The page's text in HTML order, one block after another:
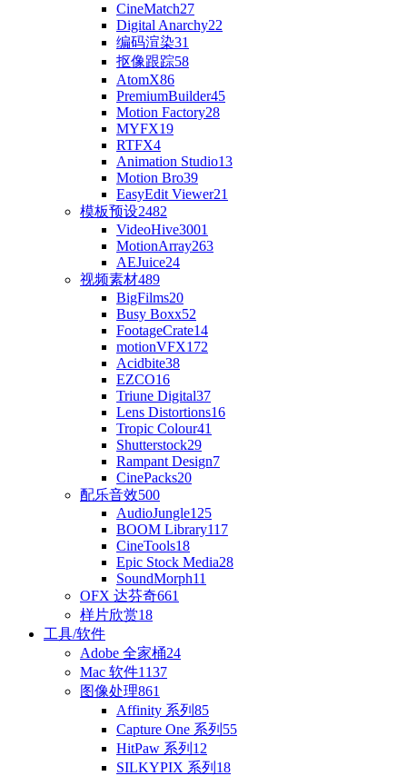
CineMatch27
Digital Anarchy22
编码渲染31
抠像跟踪58
AtomX86
PremiumBuilder45
Motion Factory28
MYFX19
RTFX4
Animation Studio13
Motion Bro39
EasyEdit Viewer21
模板预设2482
VideoHive3001
MotionArray263
AEJuice24
视频素材489
BigFilms20
Busy Boxx52
FootageCrate14
motionVFX172
Acidbite38
EZCO16
Triune Digital37
Lens Distortions16
Tropic Colour41
Shutterstock29
Rampant Design7
CinePacks20
配乐音效500
AudioJungle125
BOOM Library117
CineTools18
Epic Stock Media28
SoundMorph11
OFX 达芬奇661
样片欣赏18
工具/软件
Adobe 全家桶24
Mac 软件1137
图像处理861
Affinity 系列 85
Capture One 系列 55
HitPaw 系列 12
SILKYPIX 系列 18